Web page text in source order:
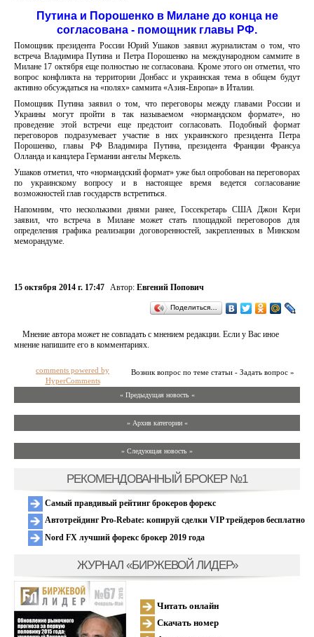
Путина и Порошенко в Милане до конца не
согласована - помощник главы РФ.
Помощник президента России Юрий Ушаков заявил журналистам о том, что
встреча Владимира Путина и Петра Порошенко на международном саммите в
Милане 17 октября еще полностью не согласована. Кроме этого он отметил, что
вопрос конфликта на территории Донбасс и украинская тема в общем будут
активно обсуждаться на «полях» саммита «Азия-Европа» в Италии.
Помощник Путина заявил о том, что переговоры между главами России и
Украины могут пройти в так называемом «нормандском формате», но
проведение этой встречи еще предстоит согласовать. Подобный формат
переговоров подразумевает участие в них украинского президента Петра
Порошенко, главы РФ Владимира Путина, президента Франции Франсуа
Олланда и канцлера Германии ангелы Меркель.
Ушаков отметил, что «нормандский формат» уже был опробован на переговорах
по украинскому вопросу и в настоящее время ведется согласование
возможностей глав государств встретиться.
Напомним, что несколькими днями ранее, Госсекретарь США Джон Кери
заявил, что встреча в Милане может стать площадкой переговоров для
определения графика реализации договоренностей, закрепленных в Минском
меморандуме.
15 октября 2014 г. 17:47 Автор: Евгений Попович
Поделиться…
Мнение автора может не совпадать с мнением редакции. Если у Вас иное
мнение напишите его в комментариях.
Возник вопрос по теме статьи - Задать вопрос »
comments powered by
HyperComments
« Предыдущая новость «
» Архив категории «
» Следующая новость »
РЕКОМЕНДОВАННЫЙ БРОКЕР №1
Самый правдивый рейтинг брокеров форекс
Автотрейдинг Pro-Rebate: копируй сделки VIP трейдеров бесплатно
Nord FX лучший форекс брокер 2019 года
ЖУРНАЛ «БИРЖЕВОЙ ЛИДЕР»
Читать онлайн
Скачать номер